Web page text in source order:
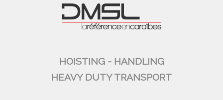
HOISTING - HANDLING
HEAVY DUTY TRANSPORT